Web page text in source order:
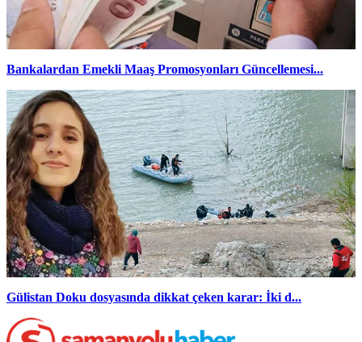
Bankalardan Emekli Maaş Promosyonları Güncellemesi...
Gülistan Doku dosyasında dikkat çeken karar: İki d...